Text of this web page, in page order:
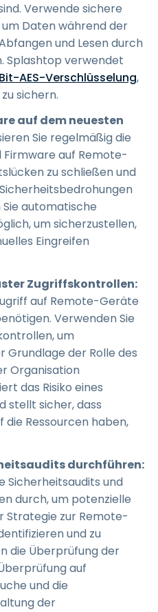
Verwende sichere
um Daten während der
und Lesen durch
Splashtop verwendet
AES-Verschlüsselung,
sichern.
auf dem neuesten
Sie regelmäßig die
auf Remote-
zu schließen und
automatische
um sicherzustellen,
Eingreifen
Zugriffskontrollen:
auf Remote-Geräte
Verwenden Sie
um
Grundlage der Rolle des
Organisation
das Risiko eines
stellt sicher, dass
die Ressourcen haben,
durchführen:
Sicherheitsaudits und
durch, um potenzielle
Strategie zur Remote-
und zu
die Überprüfung der
auf
und die
der